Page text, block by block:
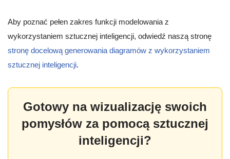
Aby poznać pełen zakres funkcji modelowania z
wykorzystaniem sztucznej inteligencji, odwiedź naszą stronę
stronę docelową generowania diagramów z wykorzystaniem
sztucznej inteligencji.
Gotowy na wizualizację swoich
pomysłów za pomocą sztucznej
inteligencji?